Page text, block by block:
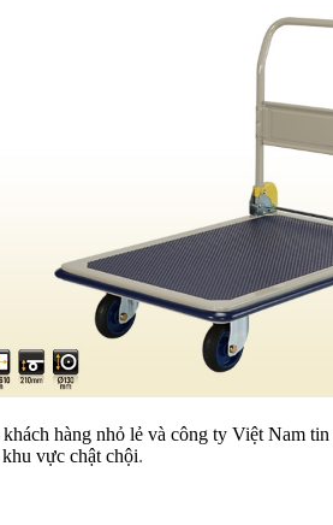
hàng nhỏ lẻ và công ty Việt Nam
vực chật chội.